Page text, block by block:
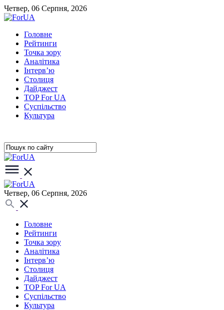
Четвер, 06 Серпня, 2026
Головне
Рейтинги
Точка зору
Аналітика
Інтерв’ю
Столиця
Дайджест
TOP For UA
Суспiльство
Культура
Четвер, 06 Серпня, 2026
Головне
Рейтинги
Точка зору
Аналітика
Інтерв’ю
Столиця
Дайджест
TOP For UA
Суспiльство
Культура